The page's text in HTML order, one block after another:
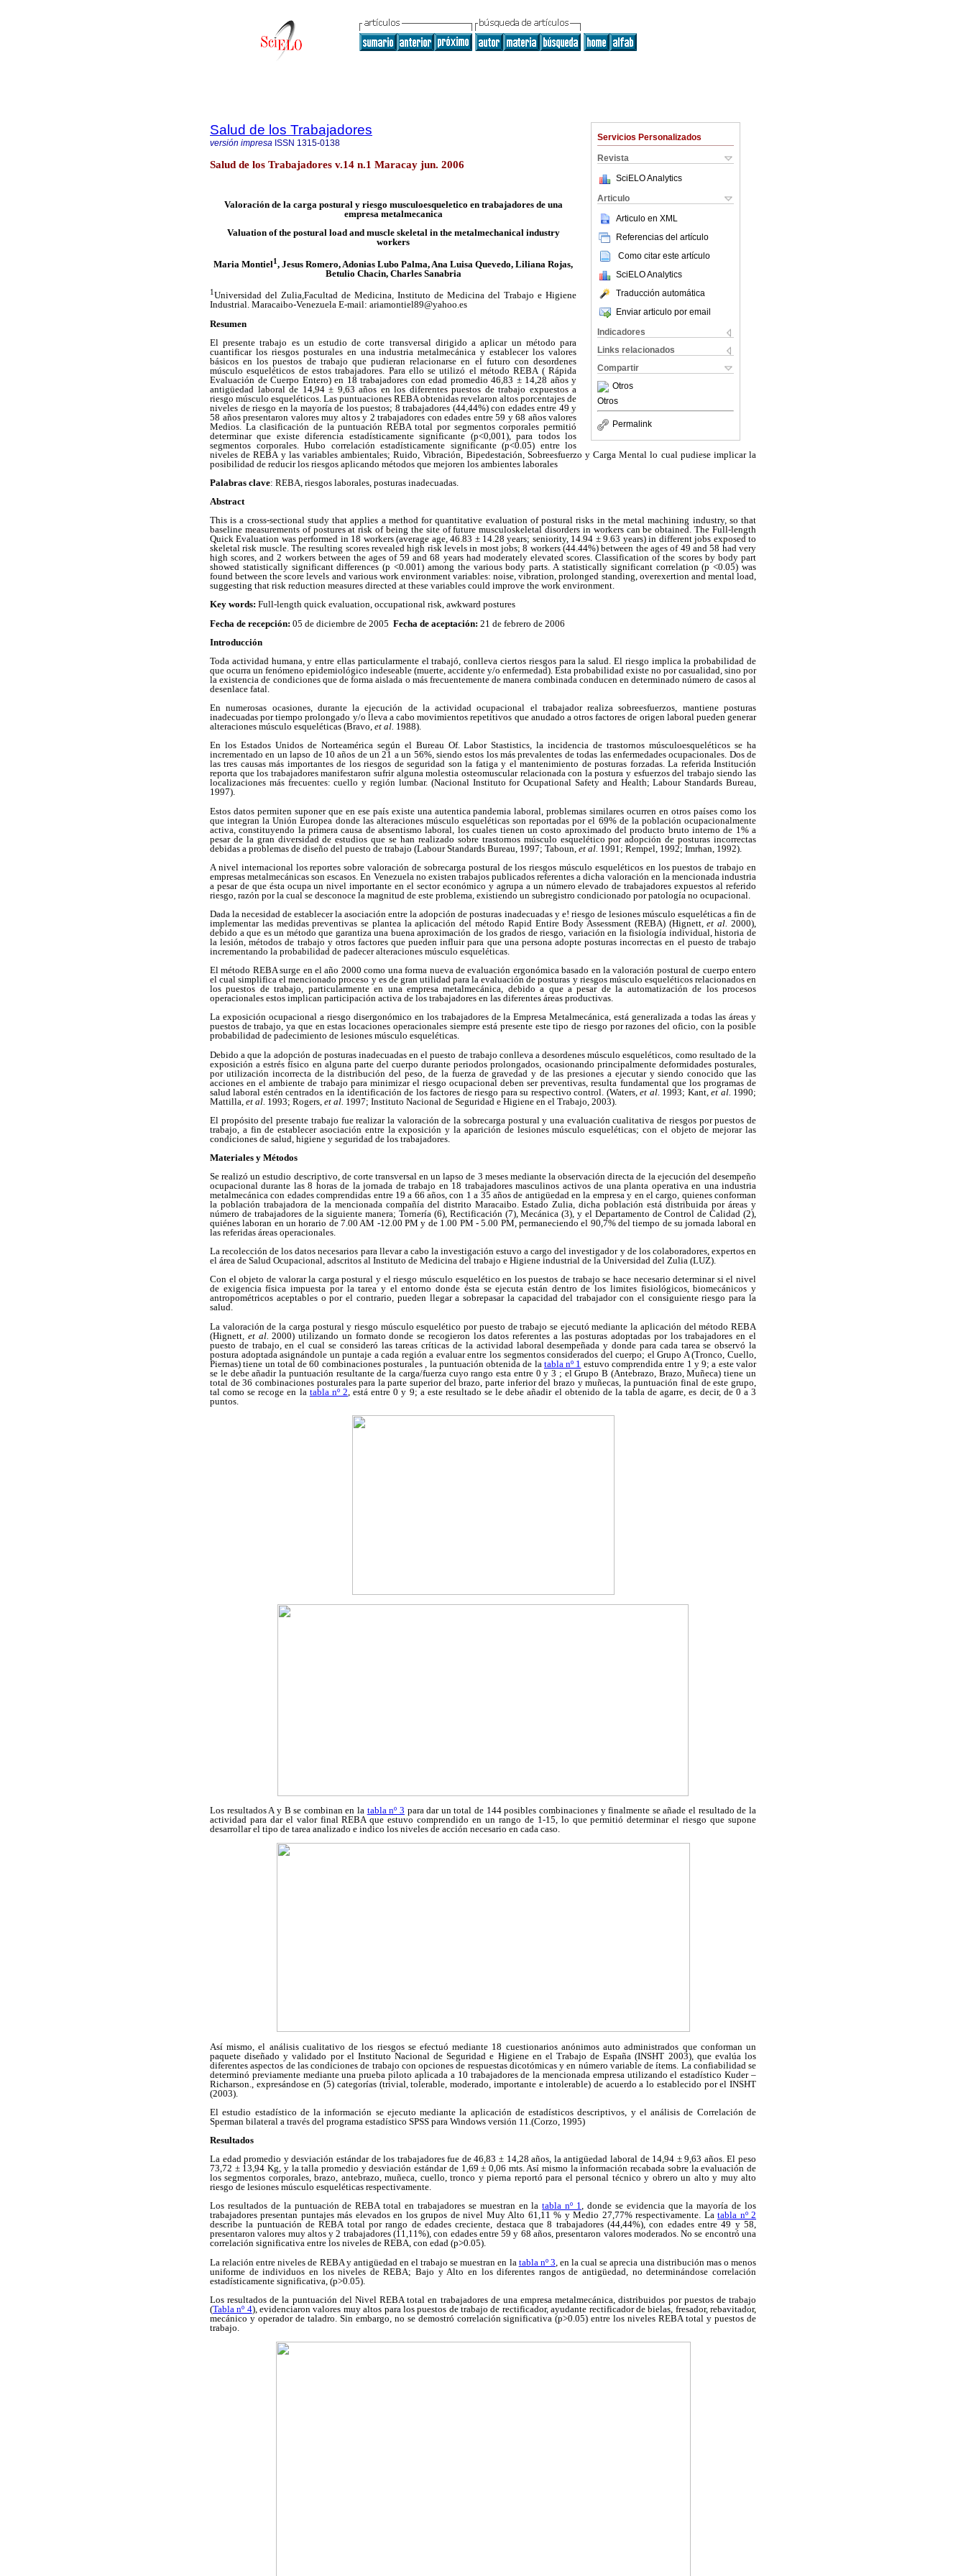
Servicios Personalizados
Revista
SciELO Analytics
Articulo
Articulo en XML
Referencias del artículo
Como citar este artículo
SciELO Analytics
Traducción automática
Enviar articulo por email
Indicadores
Links relacionados
Compartir
Otros
Otros
Permalink
Salud de los Trabajadores
versión impresa ISSN 1315-0138
Salud de los Trabajadores v.14 n.1 Maracay jun. 2006
Valoración de la carga postural y riesgo musculoesqueletico en trabajadores de una
empresa metalmecanica
Valuation of the postural load and muscle skeletal in the metalmechanical industry
workers
Maria Montiel1, Jesus Romero, Adonias Lubo Palma, Ana Luisa Quevedo, Liliana Rojas,
Betulio Chacin, Charles Sanabria
1Universidad del Zulia,Facultad de Medicina, Instituto de Medicina del Trabajo e Higiene
Industrial. Maracaibo-Venezuela E-mail: ariamontiel89@yahoo.es
Resumen
El presente trabajo es un estudio de corte transversal dirigido a aplicar un método para
cuantificar los riesgos posturales en una industria metalmecánica y establecer los valores
básicos en los puestos de trabajo que pudieran relacionarse en el futuro con desordenes
músculo esqueléticos de estos trabajadores. Para ello se utilizó el método REBA ( Rápida
Evaluación de Cuerpo Entero) en 18 trabajadores con edad promedio 46,83 ± 14,28 años y
antigüedad laboral de 14,94 ± 9,63 años en los diferentes puestos de trabajo expuestos a
riesgo músculo esqueléticos. Las puntuaciones REBA obtenidas revelaron altos porcentajes de
niveles de riesgo en la mayoría de los puestos; 8 trabajadores (44,44%) con edades entre 49 y
58 años presentaron valores muy altos y 2 trabajadores con edades entre 59 y 68 años valores
Medios. La clasificación de la puntuación REBA total por segmentos corporales permitió
determinar que existe diferencia estadísticamente significante (p<0,001), para todos los
segmentos corporales. Hubo correlación estadísticamente significante (p<0.05) entre los
niveles de REBA y las variables ambientales; Ruido, Vibración, Bipedestación, Sobreesfuerzo y Carga Mental lo cual pudiese implicar la
posibilidad de reducir los riesgos aplicando métodos que mejoren los ambientes laborales
Palabras clave: REBA, riesgos laborales, posturas inadecuadas.
Abstract
This is a cross-sectional study that applies a method for quantitative evaluation of postural risks in the metal machining industry, so that
baseline measurements of postures at risk of being the site of future musculoskeletal disorders in workers can be obtained. The Full-length
Quick Evaluation was performed in 18 workers (average age, 46.83 ± 14.28 years; seniority, 14.94 ± 9.63 years) in different jobs exposed to
skeletal risk muscle. The resulting scores revealed high risk levels in most jobs; 8 workers (44.44%) between the ages of 49 and 58 had very
high scores, and 2 workers between the ages of 59 and 68 years had moderately elevated scores. Classification of the scores by body part
showed statistically significant differences (p <0.001) among the various body parts. A statistically significant correlation (p <0.05) was
found between the score levels and various work environment variables: noise, vibration, prolonged standing, overexertion and mental load,
suggesting that risk reduction measures directed at these variables could improve the work environment.
Key words: Full-length quick evaluation, occupational risk, awkward postures
Fecha de recepción: 05 de diciembre de 2005 Fecha de aceptación: 21 de febrero de 2006
Introducción
Toda actividad humana, y entre ellas particularmente el trabajó, conlleva ciertos riesgos para la salud. El riesgo implica la probabilidad de
que ocurra un fenómeno epidemiológico indeseable (muerte, accidente y/o enfermedad). Esta probabilidad existe no por casualidad, sino por
la existencia de condiciones que de forma aislada o más frecuentemente de manera combinada conducen en determinado número de casos al
desenlace fatal.
En numerosas ocasiones, durante la ejecución de la actividad ocupacional el trabajador realiza sobreesfuerzos, mantiene posturas
inadecuadas por tiempo prolongado y/o lleva a cabo movimientos repetitivos que anudado a otros factores de origen laboral pueden generar
alteraciones músculo esqueléticas (Bravo, et al. 1988).
En los Estados Unidos de Norteamérica según el Bureau Of. Labor Stastistics, la incidencia de trastornos músculoesqueléticos se ha
incrementado en un lapso de 10 años de un 21 a un 56%, siendo estos los más prevalentes de todas las enfermedades ocupacionales. Dos de
las tres causas más importantes de los riesgos de seguridad son la fatiga y el mantenimiento de posturas forzadas. La referida Institución
reporta que los trabajadores manifestaron sufrir alguna molestia osteomuscular relacionada con la postura y esfuerzos del trabajo siendo las
localizaciones más frecuentes: cuello y región lumbar. (Nacional Instituto for Ocupational Safety and Health; Labour Standards Bureau,
1997).
Estos datos permiten suponer que en ese país existe una autentica pandemia laboral, problemas similares ocurren en otros países como los
que integran la Unión Europea donde las alteraciones músculo esqueléticas son reportadas por el 69% de la población ocupacionalmente
activa, constituyendo la primera causa de absentismo laboral, los cuales tienen un costo aproximado del producto bruto interno de 1% a
pesar de la gran diversidad de estudios que se han realizado sobre trastornos músculo esquelético por adopción de posturas incorrectas
debidas a problemas de diseño del puesto de trabajo (Labour Standards Bureau, 1997; Taboun, et al. 1991; Rempel, 1992; Imrhan, 1992).
A nivel internacional los reportes sobre valoración de sobrecarga postural de los riesgos músculo esqueléticos en los puestos de trabajo en
empresas metalmecánicas son escasos. En Venezuela no existen trabajos publicados referentes a dicha valoración en la mencionada industria
a pesar de que ésta ocupa un nivel importante en el sector económico y agrupa a un número elevado de trabajadores expuestos al referido
riesgo, razón por la cual se desconoce la magnitud de este problema, existiendo un subregistro condicionado por patología no ocupacional.
Dada la necesidad de establecer la asociación entre la adopción de posturas inadecuadas y e! riesgo de lesiones músculo esqueléticas a fin de
implementar las medidas preventivas se plantea la aplicación del método Rapid Entire Body Assessment (REBA) (Hignett,et al.2000),
debido a que es un método que garantiza una buena aproximación de los grados de riesgo, variación en la fisiología individual, historia de
la lesión, métodos de trabajo y otros factores que pueden influir para que una persona adopte posturas incorrectas en el puesto de trabajo
incrementando la probabilidad de padecer alteraciones músculo esqueléticas.
El método REBA surge en el año 2000 como una forma nueva de evaluación ergonómica basado en la valoración postural de cuerpo entero
el cual simplifica el mencionado proceso y es de gran utilidad para la evaluación de posturas y riesgos músculo esqueléticos relacionados en
los puestos de trabajo, particularmente en una empresa metalmecánica, debido a que a pesar de la automatización de los procesos
operacionales estos implican participación activa de los trabajadores en las diferentes áreas productivas.
La exposición ocupacional a riesgo disergonómico en los trabajadores de la Empresa Metalmecánica, está generalizada a todas las áreas y
puestos de trabajo, ya que en estas locaciones operacionales siempre está presente este tipo de riesgo por razones del oficio, con la posible
probabilidad de padecimiento de lesiones músculo esqueléticas.
Debido a que la adopción de posturas inadecuadas en el puesto de trabajo conlleva a desordenes músculo esqueléticos, como resultado de la
exposición a estrés físico en alguna parte del cuerpo durante periodos prolongados, ocasionando principalmente deformidades posturales,
por utilización incorrecta de la distribución del peso, de la fuerza de gravedad y de las presiones a ejecutar y siendo conocido que las
acciones en el ambiente de trabajo para minimizar el riesgo ocupacional deben ser preventivas, resulta fundamental que los programas de
salud laboral estén centrados en la identificación de los factores de riesgo para su respectivo control. (Waters,et al. 1993; Kant,et al. 1990;
Mattilla, et al. 1993; Rogers, et al. 1997; Instituto Nacional de Seguridad e Higiene en el Trabajo, 2003).
El propósito del presente trabajo fue realizar la valoración de la sobrecarga postural y una evaluación cualitativa de riesgos por puestos de
trabajo, a fin de establecer asociación entre la exposición y la aparición de lesiones músculo esqueléticas; con el objeto de mejorar las
condiciones de salud, higiene y seguridad de los trabajadores.
Materiales y Métodos
Se realizó un estudio descriptivo, de corte transversal en un lapso de 3 meses mediante la observación directa de la ejecución del desempeño
ocupacional durante las 8 horas de la jornada de trabajo en 18 trabajadores masculinos activos de una planta operativa en una industria
metalmecánica con edades comprendidas entre 19 a 66 años, con 1 a 35 años de antigüedad en la empresa y en el cargo, quienes conforman
la población trabajadora de la mencionada compañía del distrito Maracaibo. Estado Zulia, dicha población está distribuida por áreas y
número de trabajadores de la siguiente manera; Tornería (6), Rectificación (7), Mecánica (3), y el Departamento de Control de Calidad (2),
quiénes laboran en un horario de 7.00 AM -12.00 PM y de 1.00 PM - 5.00 PM, permaneciendo el 90,7% del tiempo de su jornada laboral en
las referidas áreas operacionales.
La recolección de los datos necesarios para llevar a cabo la investigación estuvo a cargo del investigador y de los colaboradores, expertos en
el área de Salud Ocupacional, adscritos al Instituto de Medicina del trabajo e Higiene industrial de la Universidad del Zulia (LUZ).
Con el objeto de valorar la carga postural y el riesgo músculo esquelético en los puestos de trabajo se hace necesario determinar si el nivel
de exigencia física impuesta por la tarea y el entorno donde ésta se ejecuta están dentro de los limites fisiológicos, biomecánicos y
antropométricos aceptables o por el contrario, pueden llegar a sobrepasar la capacidad del trabajador con el consiguiente riesgo para la
salud.
La valoración de la carga postural y riesgo músculo esquelético por puesto de trabajo se ejecutó mediante la aplicación del método REBA
(Hignett, et al.2000) utilizando un formato donde se recogieron los datos referentes a las posturas adoptadas por los trabajadores en el
puesto de trabajo, en el cual se consideró las tareas críticas de la actividad laboral desempeñada y donde para cada tarea se observó la
postura adoptada asignándole un puntaje a cada región a evaluar entre los segmentos considerados del cuerpo; el Grupo A (Tronco, Cuello,
Piernas) tiene un total de 60 combinaciones posturales , la puntuación obtenida de la tabla nº 1 estuvo comprendida entre 1 y 9; a este valor
se le debe añadir la puntuación resultante de la carga/fuerza cuyo rango esta entre 0 y 3 ; el Grupo B (Antebrazo, Brazo, Muñeca) tiene un
total de 36 combinaciones posturales para la parte superior del brazo, parte inferior del brazo y muñecas, la puntuación final de este grupo,
tal como se recoge en la tabla nº 2 , está entre 0 y 9; a este resultado se le debe añadir el obtenido de la tabla de agarre, es decir, de 0 a 3
puntos.
Los resultados A y B se combinan en la tabla nº 3 para dar un total de 144 posibles combinaciones y finalmente se añade el resultado de la
actividad para dar el valor final REBA que estuvo comprendido en un rango de 1-15, lo que permitió determinar el riesgo que supone
desarrollar el tipo de tarea analizado e indico los niveles de acción necesario en cada caso.
Así mismo, el análisis cualitativo de los riesgos se efectuó mediante 18 cuestionarios anónimos auto administrados que conforman un
paquete diseñado y validado por el Instituto Nacional de Seguridad e Higiene en el Trabajo de España (INSHT 2003), que evalúa los
diferentes aspectos de las condiciones de trabajo con opciones de respuestas dicotómicas y en número variable de ítems. La confiabilidad se
determinó previamente mediante una prueba piloto aplicada a 10 trabajadores de la mencionada empresa utilizando el estadístico Kuder –
Richarson., expresándose en (5) categorías (trivial, tolerable, moderado, importante e intolerable) de acuerdo a lo establecido por el INSHT
(2003).
El estudio estadístico de la información se ejecuto mediante la aplicación de estadísticos descriptivos, y el análisis de Correlación de
Sperman bilateral a través del programa estadístico SPSS para Windows versión 11.(Corzo, 1995)
Resultados
La edad promedio y desviación estándar de los trabajadores fue de 46,83 ± 14,28 años, la antigüedad laboral de 14,94 ± 9,63 años. El peso
73,72 ± 13,94 Kg, y la talla promedio y desviación estándar de 1,69 ± 0,06 mts. Así mismo la información recabada sobre la evaluación de
los segmentos corporales, brazo, antebrazo, muñeca, cuello, tronco y pierna reportó para el personal técnico y obrero un alto y muy alto
riesgo de lesiones músculo esqueléticas respectivamente.
Los resultados de la puntuación de REBA total en trabajadores se muestran en latabla nº 1, donde se evidencia que la mayoría de los
trabajadores presentan puntajes más elevados en los grupos de nivel Muy Alto 61,11 % y Medio 27,77% respectivamente. Latabla nº 2
describe la puntuación de REBA total por rango de edades creciente, destaca que 8 trabajadores (44,44%), con edades entre 49 y 58,
presentaron valores muy altos y 2 trabajadores (11,11%), con edades entre 59 y 68 años, presentaron valores moderados. No se encontró una
correlación significativa entre los niveles de REBA, con edad (p>0.05).
La relación entre niveles de REBA y antigüedad en el trabajo se muestran en la tabla nº 3 , en la cual se aprecia una distribución mas o menos
uniforme de individuos en los niveles de REBA; Bajo y Alto en los diferentes rangos de antigüedad, no determinándose correlación
estadísticamente significativa, (p>0.05).
Los resultados de la puntuación del Nivel REBA total en trabajadores de una empresa metalmecánica, distribuidos por puestos de trabajo
(Tabla nº 4), evidenciaron valores muy altos para los puestos de trabajo de rectificador, ayudante rectificador de bielas, fresador, rebavitador,
mecánico y operador de taladro. Sin embargo, no se demostró correlación significativa (p>0.05) entre los niveles REBA total y puestos de
trabajo.